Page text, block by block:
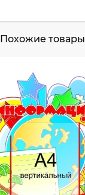
Похожие товары